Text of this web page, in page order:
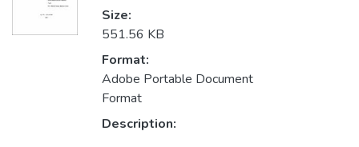
Size:
551.56 KB
Format:
Adobe Portable Document
Format
Description: